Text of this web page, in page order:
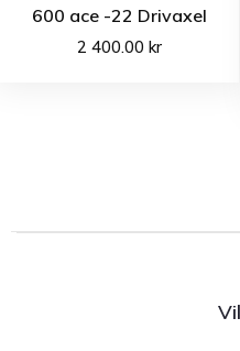
600 ace -22 Drivaxel
2 400.00 kr